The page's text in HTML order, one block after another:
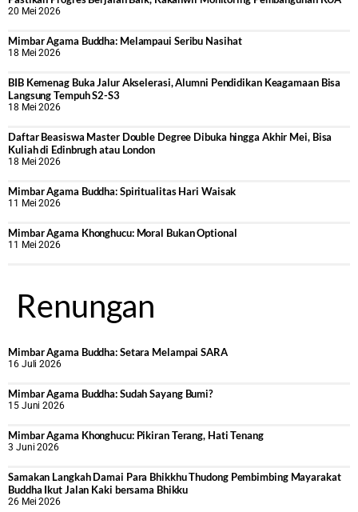
20 Mei 2026
Mimbar Agama Buddha: Melampaui Seribu Nasihat
18 Mei 2026
BIB Kemenag Buka Jalur Akselerasi, Alumni Pendidikan Keagamaan Bisa
Langsung Tempuh S2-S3
18 Mei 2026
Daftar Beasiswa Master Double Degree Dibuka hingga Akhir Mei, Bisa
Kuliah di Edinbrugh atau London
18 Mei 2026
Mimbar Agama Buddha: Spiritualitas Hari Waisak
11 Mei 2026
Mimbar Agama Khonghucu: Moral Bukan Optional
11 Mei 2026
Renungan
Mimbar Agama Buddha: Setara Melampai SARA
16 Juli 2026
Mimbar Agama Buddha: Sudah Sayang Bumi?
15 Juni 2026
Mimbar Agama Khonghucu: Pikiran Terang, Hati Tenang
3 Juni 2026
Samakan Langkah Damai Para Bhikkhu Thudong Pembimbing Mayarakat
Buddha Ikut Jalan Kaki bersama Bhikku
26 Mei 2026